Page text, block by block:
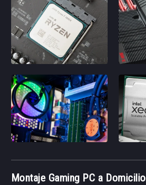
Montaje Gaming PC a Domicilio